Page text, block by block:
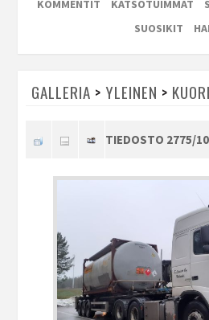
KOMMENTIT
KATSOTUIMMAT
SUOSIKIT
GALLERIA > YLEINEN >
TIEDOSTO 2775/